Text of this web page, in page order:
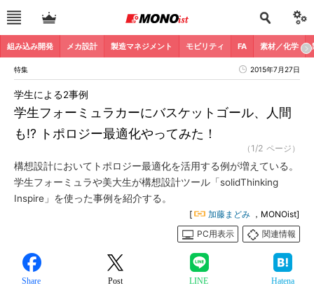
組み込み開発 メカ設計 製造マネジメント モビリティ FA 素材／化学
特集 2015年7月27日
学生フォーミュラカーにバスケットゴール、人間
も!? トポロジー最適化やってみた！
学生による2事例
（1/2 ページ）
構想設計においてトポロジー最適化を活用する例が増えている。
学生フォーミュラや美大生が構想設計ツール「solidThinking
Inspire」を使った事例を紹介する。
[ 加藤まどみ ，MONOist]
PC用表示
関連情報
Share Post LINE Hatena